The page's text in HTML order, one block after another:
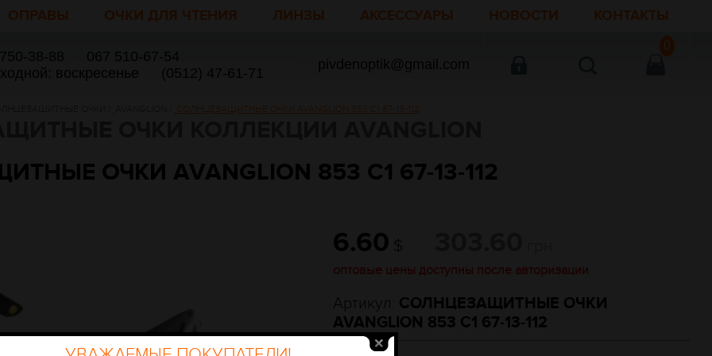
ОПРАВЫ ОЧКИ ДЛЯ ЧТЕНИЯ ЛИНЗЫ АКСЕССУАРЫ НОВОСТИ КОНТАКТЫ
0
38-88
067 510-67-54
воскресенье
(0512) 47-61-71
pivdenoptik@gmail.com
СОЛНЦЕЗАЩИТНЫЕ ОЧКИ AVANGLION 853 C1 67-13-112
ОЧКИ AVANGLION 853 C1 67-13-112
6.60 $
оптовые цены доступны после авторизации
Артикул: СОЛНЦЕЗАЩИТНЫЕ ОЧКИ
AVANGLION 853 C1 67-13-112